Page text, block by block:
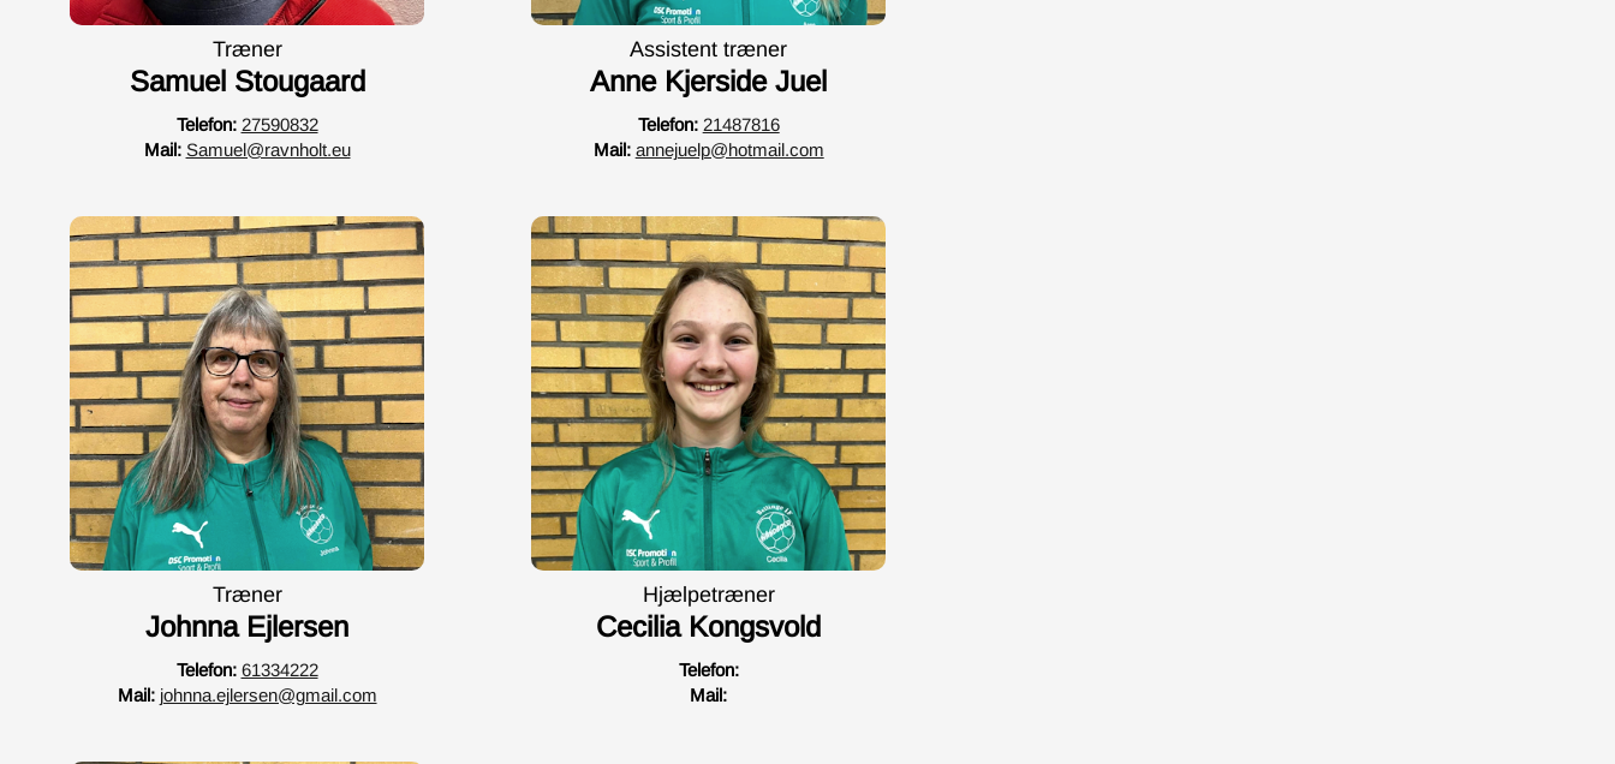
Træner
Samuel Stougaard
Telefon: 27590832
Mail: Samuel@ravnholt.eu
Assistent træner
Anne Kjerside Juel
Telefon: 21487816
Mail: annejuelp@hotmail.com
Træner
Johnna Ejlersen
Telefon: 61334222
Mail: johnna.ejlersen@gmail.com
Hjælpetræner
Cecilia Kongsvold
Telefon:
Mail: